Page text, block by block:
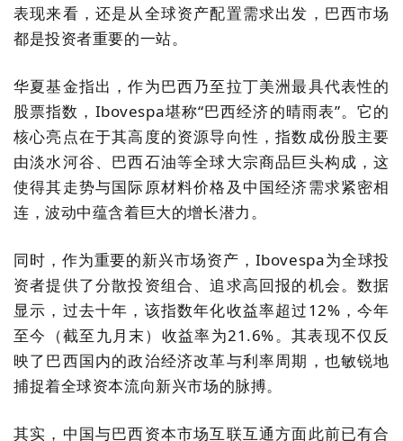
表现来看，还是从全球资产配置需求出发，巴西市场
都是投资者重要的一站。
华夏基金指出，作为巴西乃至拉丁美洲最具代表性的
股票指数，Ibovespa堪称“巴西经济的晴雨表”。它的
核心亮点在于其高度的资源导向性，指数成份股主要
由淡水河谷、巴西石油等全球大宗商品巨头构成，这
使得其走势与国际原材料价格及中国经济需求紧密相
连，波动中蕴含着巨大的增长潜力。
同时，作为重要的新兴市场资产，Ibovespa为全球投
资者提供了分散投资组合、追求高回报的机会。数据
显示， 过去十年，该指数年化收益率超过12%，今年
至今（截至九月末）收益率为21.6%。其表现不仅反
映了巴西国内的政治经济改革与利率周期，也敏锐地
捕捉着全球资本流向新兴市场的脉搏。
其实， 中国与巴西资本市场互联互通方面此前已有合